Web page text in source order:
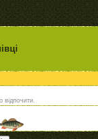
відпочити.